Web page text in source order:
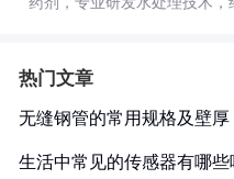
热门文章
无缝钢管的常用规格及壁厚
生活中常见的传感器有哪些